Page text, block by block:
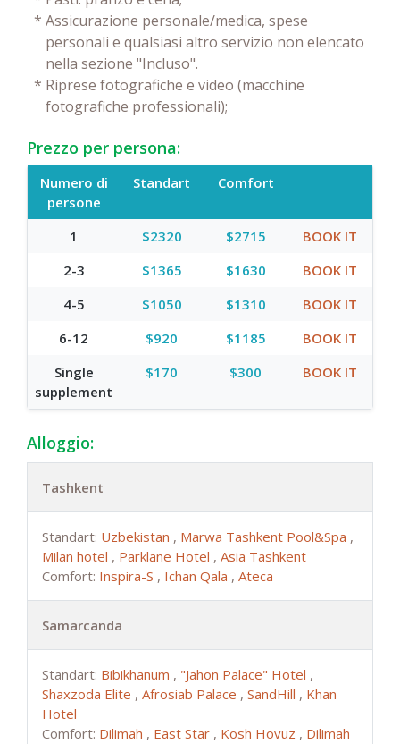
* Assicurazione personale/medica, spese
personali e qualsiasi altro servizio non elencato
nella sezione "Incluso".
* Riprese fotografiche e video (macchine
fotografiche professionali);
Prezzo per persona:
Numero di
persone
Standart Comfort
1 $2320 $2715
BOOK IT
2-3
$1365 $1630
BOOK IT
4-5
$1050 $1310
BOOK IT
6-12
$920 $1185
BOOK IT
Single
supplement
$170 $300 BOOK IT
Alloggio:
Tashkent
Standart: Uzbekistan , Marwa Tashkent Pool&Spa ,
Milan hotel , Parklane Hotel , Asia Tashkent
Comfort: Inspira-S , Ichan Qala , Ateca
Samarcanda
Standart: Bibikhanum , "Jahon Palace" Hotel ,
Shaxzoda Elite , Afrosiab Palace , SandHill , Khan
Hotel
Comfort: Dilimah , East Star , Kosh Hovuz , Dilimah